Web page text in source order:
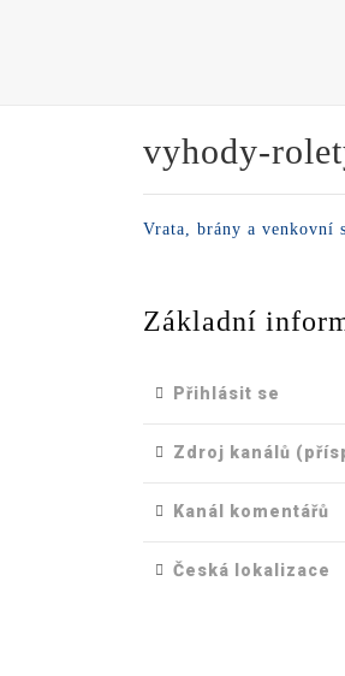
vyhody-
Vrata, brány a venkovní
Základní
Přihlásit se
Zdroj kanálů
Kanál komentářů
Česká lokalizace